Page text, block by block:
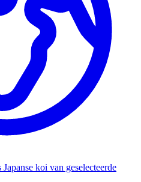
Japanse koi van geselecteerde